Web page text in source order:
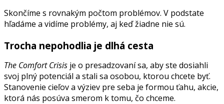
Skončíme s rovnakým počtom problémov. V podstate
hľadáme a vidíme problémy, aj keď žiadne nie sú.
Trocha nepohodlia je dlhá cesta
The Comfort Crisis je o presadzovaní sa, aby ste dosiahli
svoj plný potenciál a stali sa osobou, ktorou chcete byť.
Stanovenie cieľov a výziev pre seba je formou ťahu, akcie,
ktorá nás posúva smerom k tomu, čo chceme.